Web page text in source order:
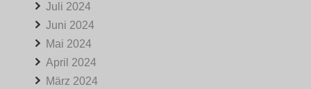
Juli 2024
Juni 2024
Mai 2024
April 2024
März 2024